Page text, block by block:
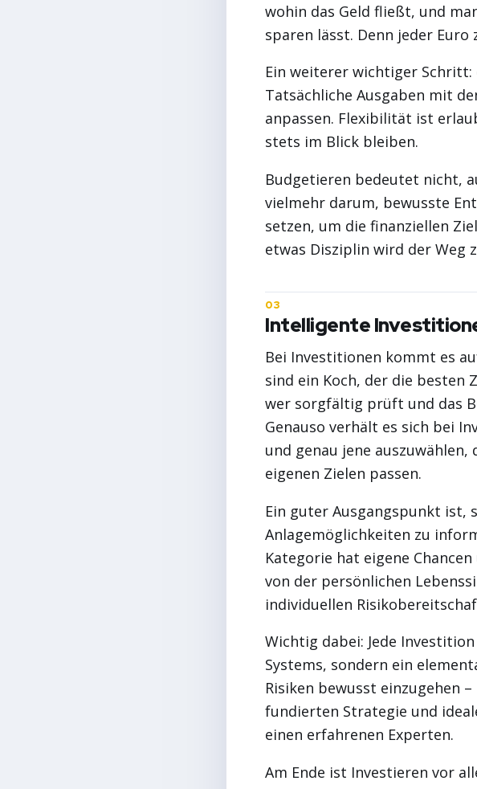
wohin das Geld fließt, und
sparen lässt. Denn jeder
Ein weiterer wichtiger
Tatsächliche Ausgaben mit
anpassen. Flexibilität ist
stets im Blick bleiben.
Budgetieren bedeutet nicht,
vielmehr darum, bewusste
setzen, um die finanziellen
etwas Disziplin wird der Weg
Intelligente
Bei Investitionen kommt es
sind ein Koch, der die besten
wer sorgfältig prüft und das
Genauso verhält es sich bei
und genau jene
eigenen Zielen passen.
Ein guter Ausgangspunkt ist,
Anlagemöglichkeiten zu
Kategorie hat eigene
von der persönlichen
individuellen
Wichtig dabei: Jede
Systems, sondern ein
Risiken bewusst einzugehen
fundierten Strategie und
einen erfahrenen Experten.
Am Ende ist Investieren vor